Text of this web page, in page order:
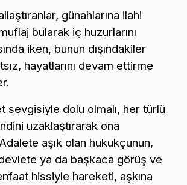
günahlarına ilahi
bularak iç huzurlarını
iken, bunun dışındakiler
hayatlarını devam ettirme
sevgisiyle dolu olmalı, her türlü
uzaklaştırarak ona
aşık olan hukukçunun,
ya da başkaca görüş ve
hissiyle hareketi, aşkına